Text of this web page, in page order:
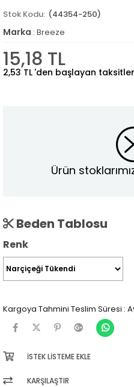
(44354-250)
Marka : Breeze
15,18 TL
2,53 TL 'den başlayan
Ürün
Beden Tablosu
Renk
Kargoya Tahmini Teslim Süresi :
İSTEK LISTEME EKLE
KARŞILAŞTIR